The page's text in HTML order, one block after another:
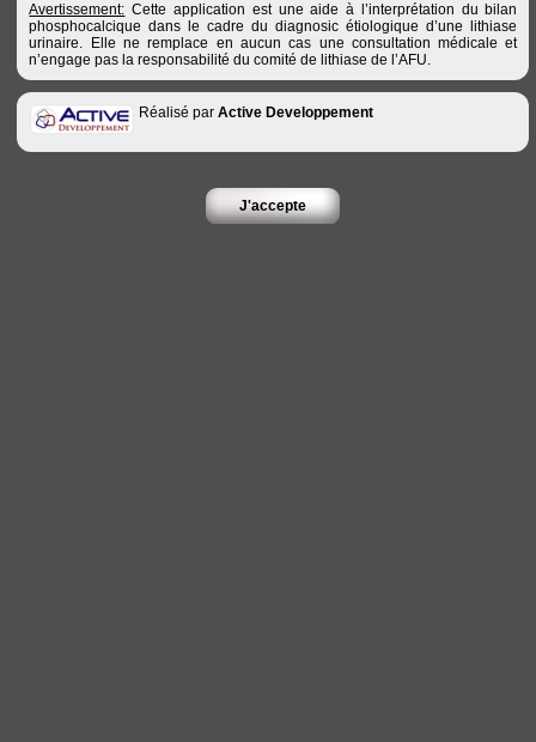
Avertissement: Cette application est une aide à l’interprétation du bilan
phosphocalcique dans le cadre du diagnosic étiologique d’une lithiase
urinaire. Elle ne remplace en aucun cas une consultation médicale et
n’engage pas la responsabilité du comité de lithiase de l’AFU.
Réalisé parActive Developpement
J'accepte